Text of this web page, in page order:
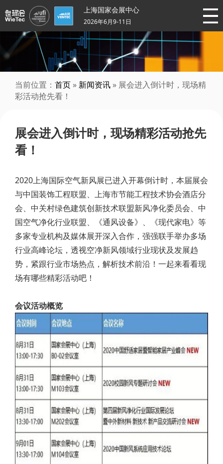
上海国家会展中心
2026年6月9-11日
当前位置： 首页 » 新闻资讯 » 展会进入倒计时，现场精
彩活动抢先看！
展会进入倒计时，现场精彩活动抢先
看！
2020上海国际空气新风展已进入开幕倒计时，本届展会
与中国装饰工程联盟、上海市节能工程技术协会酒店分
会、中关村绿色建筑创新技术联盟新风净化委员会、中
国空气净化行业联盟、《通风设备》、《现代家电》等
多家专业机构及媒体展开深入合作，强强联手举办多场
行业高峰论坛，透视空净新风领域行业现状及发展趋
势，紧跟行业市场热点，解析技术前沿！一起来看看现
场有哪些精彩活动吧！
会议活动概览